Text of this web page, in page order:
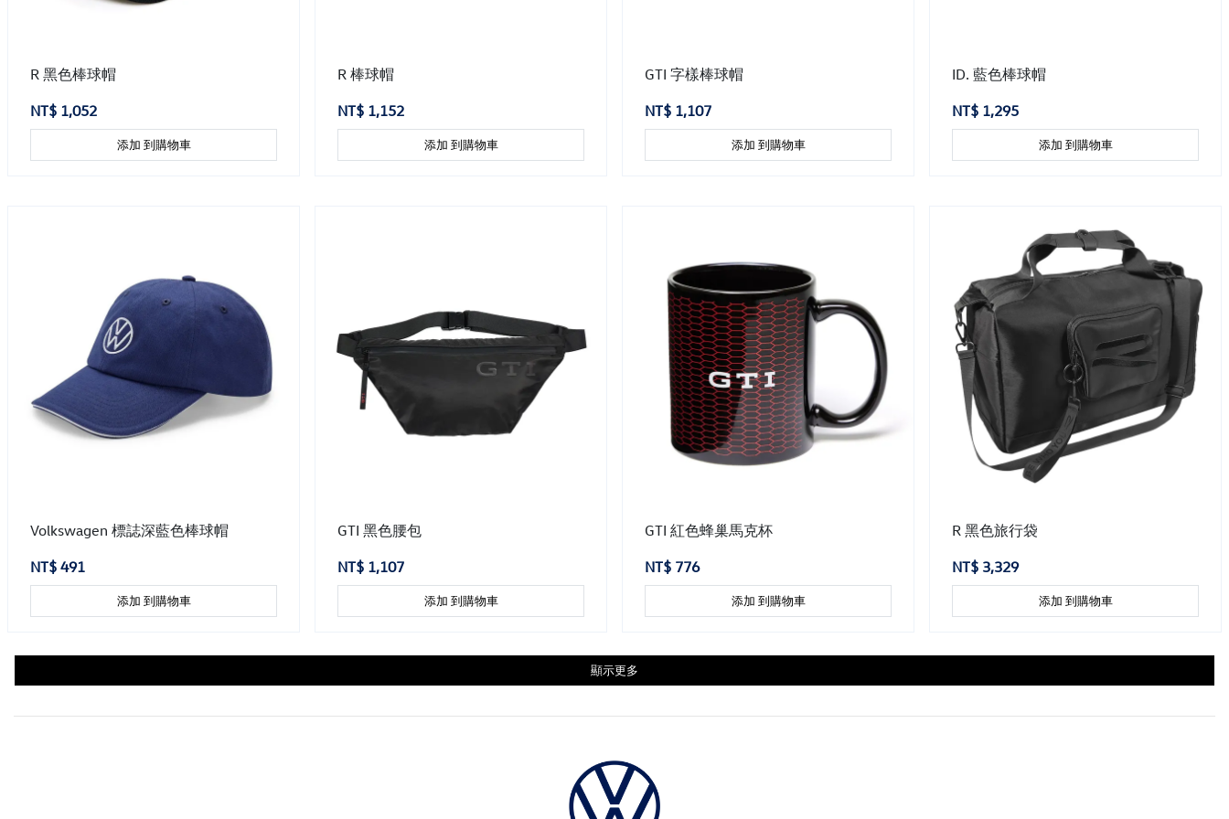
R 黑色棒球帽
NT$ 1,052
添加 到購物車
R 棒球帽
NT$ 1,152
添加 到購物車
GTI 字樣棒球帽
NT$ 1,107
添加 到購物車
ID. 藍色棒球帽
NT$ 1,295
添加 到購物車
Volkswagen 標誌深藍色棒球帽
NT$ 491
添加 到購物車
GTI 黑色腰包
NT$ 1,107
添加 到購物車
GTI 紅色蜂巢馬克杯
NT$ 776
添加 到購物車
R 黑色旅行袋
NT$ 3,329
添加 到購物車
顯示更多